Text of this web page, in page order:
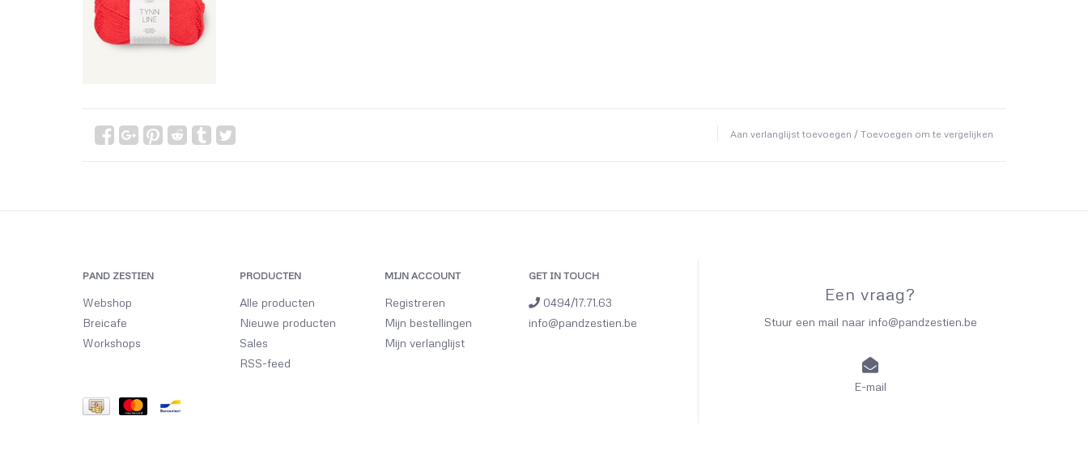
Aan verlanglijst toevoegen / Toevoegen om te vergelijken
PAND ZESTIEN
Webshop
Breicafe
Workshops
PRODUCTEN
Alle producten
Nieuwe producten
Sales
RSS-feed
MIJN ACCOUNT
Registreren
Mijn bestellingen
Mijn verlanglijst
GET IN TOUCH
0494/17.71.63
info@pandzestien.be
Een vraag?
Stuur een mail naar info@pandzestien.be
E-mail